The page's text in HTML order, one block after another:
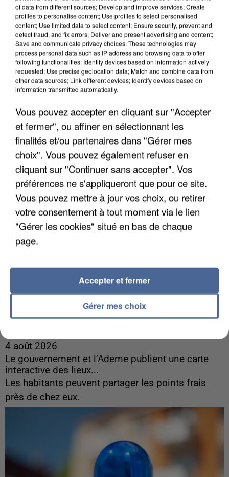
5 août 2026
Une enquête ouverte à Marseille après la
découverte d’un enfant de...
Trois personnes ont été placées en garde à vue.
4 août 2026
Le gouvernement et l’Ademe publient une carte
interactive des lieux...
Les habitants peuvent partager les points frais
près de chez eux.
of data from different sources; Develop and improve services; Create
profiles to personalise content; Use profiles to select personalised
content; Use limited data to select content; Ensure security, prevent and
detect fraud, and fix errors; Deliver and present advertising and content;
Save and communicate privacy choices. These technologies may
process personal data such as IP address and browsing data to offer
following functionalities: Identify devices based on information actively
requested; Use precise geolocation data; Match and combine data from
other data sources; Link different devices; Identify devices based on
information transmitted automatically.
Vous pouvez accepter en cliquant sur "Accepter
et fermer", ou affiner en sélectionnant les
finalités et/ou partenaires dans "Gérer mes
choix". Vous pouvez également refuser en
cliquant sur "Continuer sans accepter". Vos
préférences ne s'appliqueront que pour ce site.
Vous pouvez mettre à jour vos choix, ou retirer
votre consentement à tout moment via le lien
"Gérer les cookies" situé en bas de chaque
page.
Gérer mes choix
Accepter et fermer